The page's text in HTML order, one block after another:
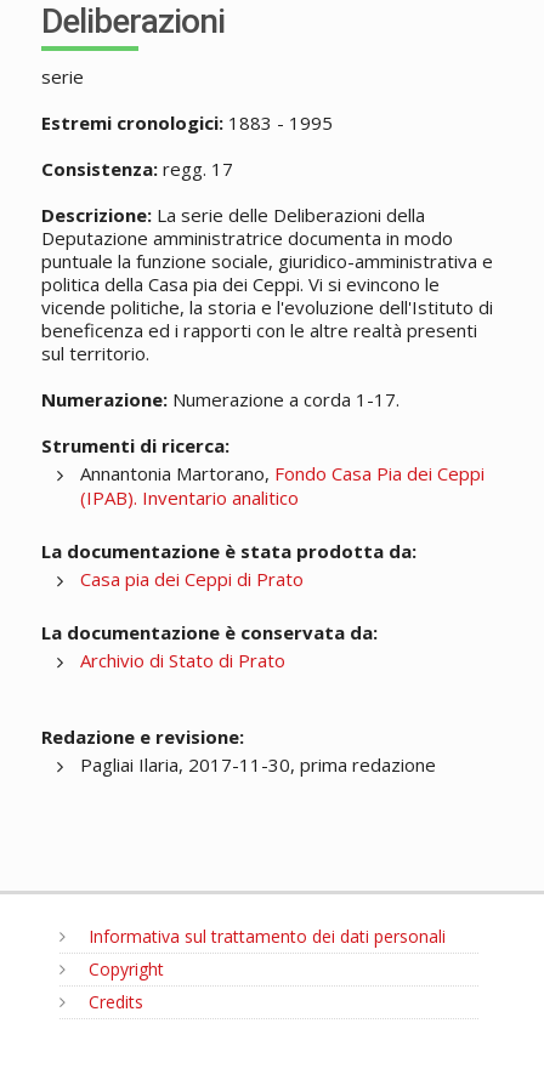
Deliberazioni
serie
Estremi cronologici:1883 - 1995
Consistenza:regg. 17
Descrizione:La serie delle Deliberazioni della
Deputazione amministratrice documenta in modo
puntuale la funzione sociale, giuridico-amministrativa e
politica della Casa pia dei Ceppi. Vi si evincono le
vicende politiche, la storia e l'evoluzione dell'Istituto di
beneficenza ed i rapporti con le altre realtà presenti
sul territorio.
Numerazione:Numerazione a corda 1-17.
Strumenti di ricerca:
Annantonia Martorano, Fondo Casa Pia dei Ceppi
(IPAB). Inventario analitico
La documentazione è stata prodotta da:
Casa pia dei Ceppi di Prato
La documentazione è conservata da:
Archivio di Stato di Prato
Redazione e revisione:
Pagliai Ilaria, 2017-11-30, prima redazione
Informativa sul trattamento dei dati personali
Copyright
Credits